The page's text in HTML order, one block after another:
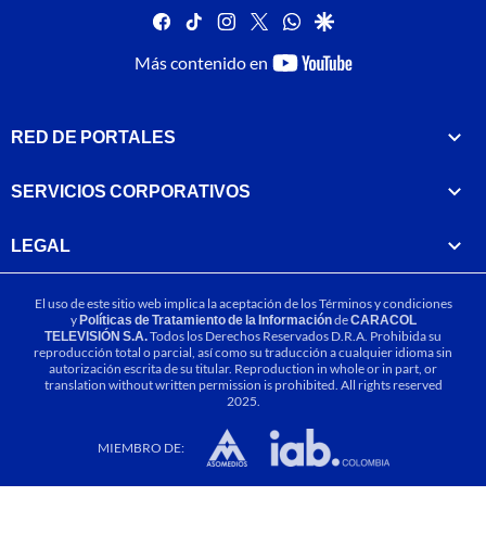
facebook
tiktok instagram
twitterwhatsapp
google
Más contenido en
youtube-
RED DE PORTALES
SERVICIOS CORPORATIVOS
LEGAL
El uso de este sitio web implica la aceptación de losTérminos y condiciones
yPolíticas de Tratamiento de la InformacióndeCARACOL
TELEVISIÓN S.A.Todos los Derechos Reservados D.R.A. Prohibida su
reproducción total o parcial, así como su traducción a cualquier idioma sin
autorización escrita de su titular. Reproduction in whole or in part, or
translation without written permission is prohibited. All rights reserved
2025.
MIEMBRO DE: